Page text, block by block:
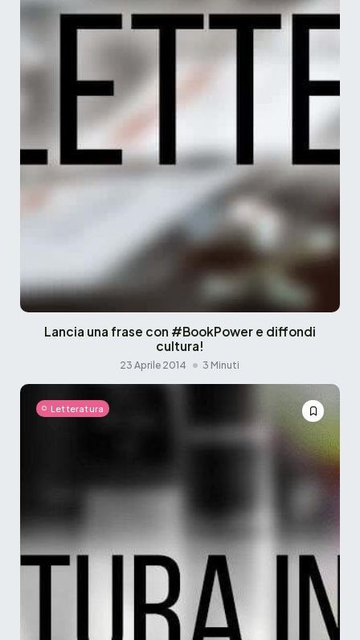
Lancia una frase con #BookPower e diffondi
cultura!
23 Aprile 2014 3 Minuti
Letteratura